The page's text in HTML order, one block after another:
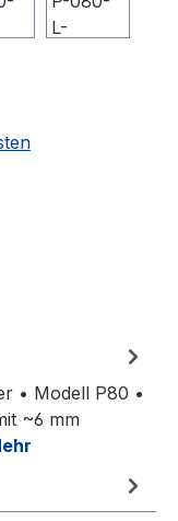
• Modell P80 •
~6 mm